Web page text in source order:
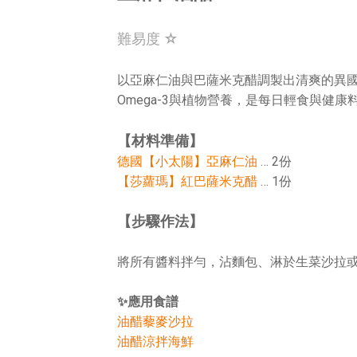
難易度 ☆
以亞麻仁油與巴薩米克醋調製出清爽的異
Omega-3與植物營養，是每日輕食與健康
【材料準備】
德國【小太陽】亞麻仁油 … 2份
【莎蘿瑪】紅巴薩米克醋 … 1份
【步驟作法】
將所有醬料拌勻，沾麵包、淋於生菜沙拉
✨應用食譜
油醋藜麥沙拉
油醋涼拌海鮮